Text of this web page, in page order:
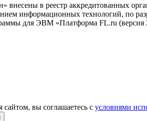
внесены в реестр аккредитованных
информационных технологий, по
для ЭВМ «Платформа FL.ru (версия
сайтом, вы соглашаетесь с условиями